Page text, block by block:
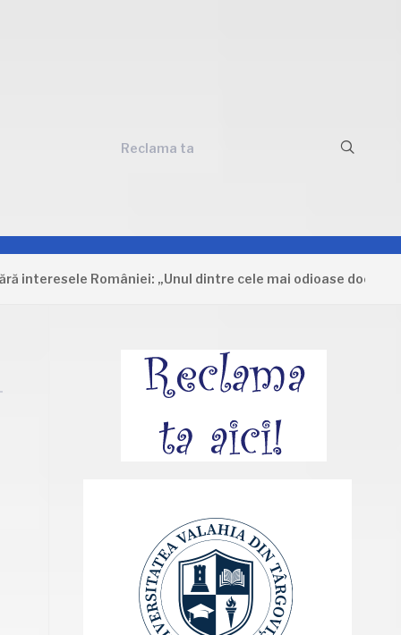
Reclama ta
României: „Unul dintre cele mai odioase documente